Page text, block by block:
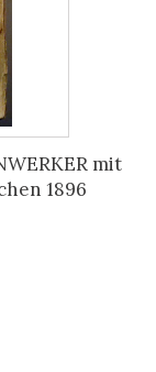
mit
1896